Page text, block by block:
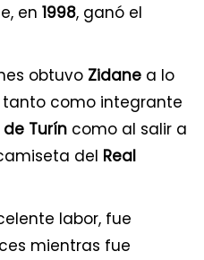
en 1998, ganó el
obtuvo Zidane a lo
como integrante
Turín como al salir a
del Real
labor, fue
mientras fue